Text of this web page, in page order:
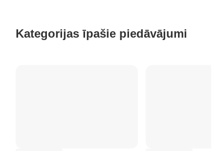
Kategorijas īpašie piedāvājumi